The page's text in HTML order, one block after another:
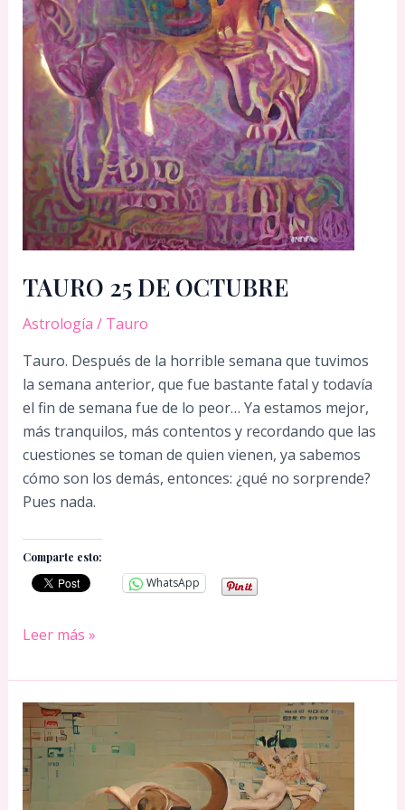
TAURO 25 DE OCTUBRE
Astrología / Tauro
Tauro. Después de la horrible semana que tuvimos
la semana anterior, que fue bastante fatal y todavía
el fin de semana fue de lo peor… Ya estamos mejor,
más tranquilos, más contentos y recordando que las
cuestiones se toman de quien vienen, ya sabemos
cómo son los demás, entonces: ¿qué no sorprende?
Pues nada.
Comparte esto:
WhatsApp
TAURO
DE
OCTUBRE
Leer más »